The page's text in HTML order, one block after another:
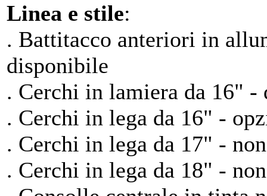
Linea e stile:
. Battitacco anteriori in
disponibile
. Cerchi in lamiera da 16" -
. Cerchi in lega da 16" -
. Cerchi in lega da 17" -
. Cerchi in lega da 18" -